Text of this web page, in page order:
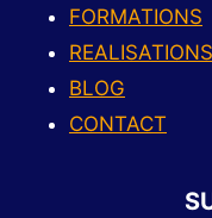
FORMATIONS
REALISATIONS
BLOG
CONTACT